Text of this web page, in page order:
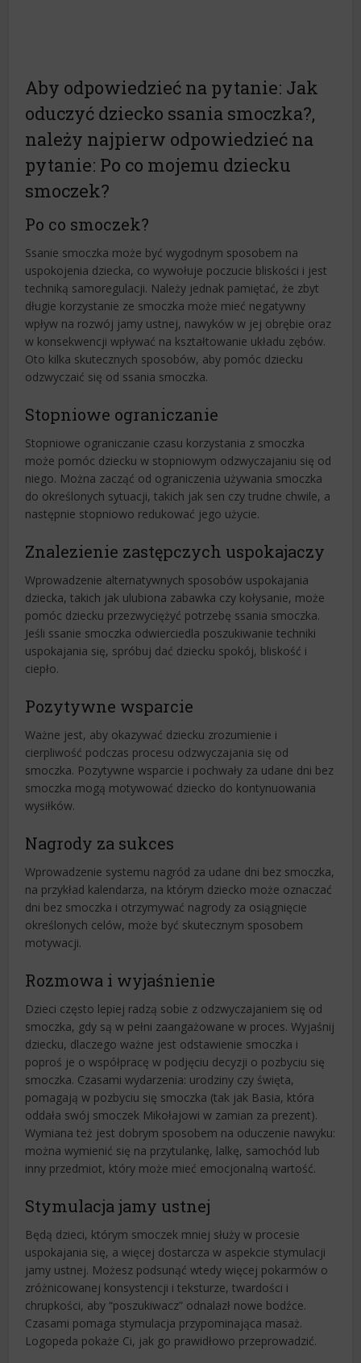
Aby odpowiedzieć na pytanie: Jak
oduczyć dziecko ssania smoczka?,
należy najpierw odpowiedzieć na
pytanie: Po co mojemu dziecku
smoczek?
Po co smoczek?
Ssanie smoczka może być wygodnym sposobem na
uspokojenia dziecka, co wywołuje poczucie bliskości i jest
techniką samoregulacji. Należy jednak pamiętać, że zbyt
długie korzystanie ze smoczka może mieć negatywny
wpływ na rozwój jamy ustnej, nawyków w jej obrębie oraz
w konsekwencji wpływać na kształtowanie układu zębów.
Oto kilka skutecznych sposobów, aby pomóc dziecku
odzwyczaić się od ssania smoczka.
Stopniowe ograniczanie
Stopniowe ograniczanie czasu korzystania z smoczka
może pomóc dziecku w stopniowym odzwyczajaniu się od
niego. Można zacząć od ograniczenia używania smoczka
do określonych sytuacji, takich jak sen czy trudne chwile, a
następnie stopniowo redukować jego użycie.
Znalezienie zastępczych uspokajaczy
Wprowadzenie alternatywnych sposobów uspokajania
dziecka, takich jak ulubiona zabawka czy kołysanie, może
pomóc dziecku przezwyciężyć potrzebę ssania smoczka.
Jeśli ssanie smoczka odwierciedla poszukiwanie techniki
uspokajania się, spróbuj dać dziecku spokój, bliskość i
ciepło.
Pozytywne wsparcie
Ważne jest, aby okazywać dziecku zrozumienie i
cierpliwość podczas procesu odzwyczajania się od
smoczka. Pozytywne wsparcie i pochwały za udane dni bez
smoczka mogą motywować dziecko do kontynuowania
wysiłków.
Nagrody za sukces
Wprowadzenie systemu nagród za udane dni bez smoczka,
na przykład kalendarza, na którym dziecko może oznaczać
dni bez smoczka i otrzymywać nagrody za osiągnięcie
określonych celów, może być skutecznym sposobem
motywacji.
Rozmowa i wyjaśnienie
Dzieci często lepiej radzą sobie z odzwyczajaniem się od
smoczka, gdy są w pełni zaangażowane w proces. Wyjaśnij
dziecku, dlaczego ważne jest odstawienie smoczka i
poproś je o współpracę w podjęciu decyzji o pozbyciu się
smoczka. Czasami wydarzenia: urodziny czy święta,
pomagają w pozbyciu się smoczka (tak jak Basia, która
oddała swój smoczek Mikołajowi w zamian za prezent).
Wymiana też jest dobrym sposobem na oduczenie nawyku:
można wymienić się na przytulankę, lalkę, samochód lub
inny przedmiot, który może mieć emocjonalną wartość.
Stymulacja jamy ustnej
Będą dzieci, którym smoczek mniej służy w procesie
uspokajania się, a więcej dostarcza w aspekcie stymulacji
jamy ustnej. Możesz podsunąć wtedy więcej pokarmów o
zróżnicowanej konsystencji i teksturze, twardości i
chrupkości, aby “poszukiwacz” odnalazł nowe bodźce.
Czasami pomaga stymulacja przypominająca masaż.
Logopeda pokaże Ci, jak go prawidłowo przeprowadzić.